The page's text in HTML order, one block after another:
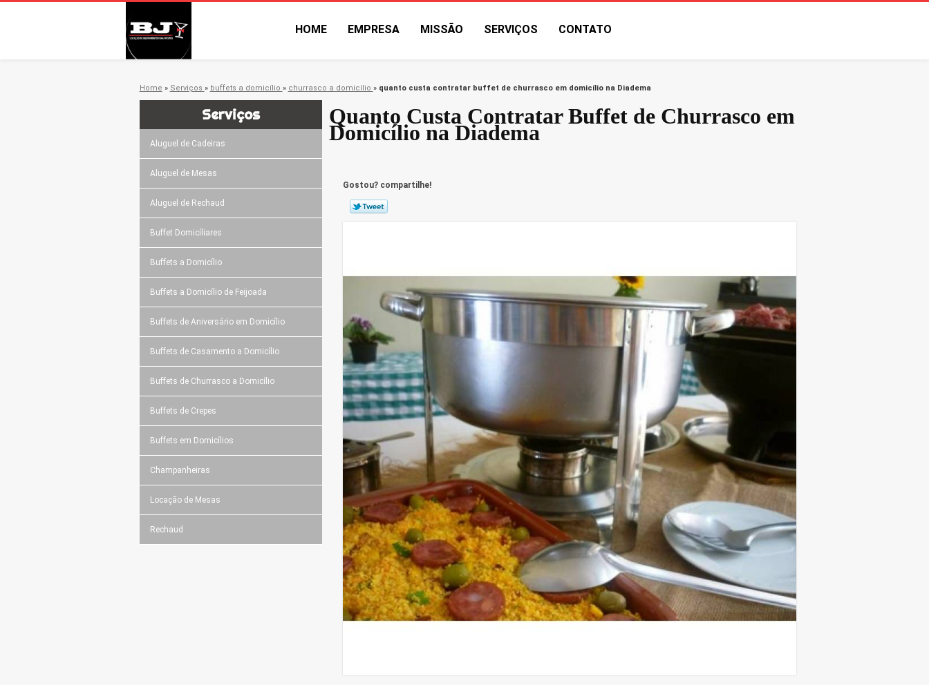
HOME EMPRESA MISSÃO SERVIÇOS CONTATO
Home » Serviços » buffets a domicílio » churrasco a domicílio » quanto custa contratar buffet de churrasco em domicílio na Diadema
Serviços
Aluguel de Cadeiras
Aluguel de Mesas
Aluguel de Rechaud
Buffet Domicíliares
Buffets a Domicílio
Buffets a Domicílio de Feijoada
Buffets de Aniversário em Domicílio
Buffets de Casamento a Domicílio
Buffets de Churrasco a Domicílio
Buffets de Crepes
Buffets em Domicílios
Champanheiras
Locação de Mesas
Rechaud
Quanto Custa Contratar Buffet de Churrasco em
Domicílio na Diadema
Gostou? compartilhe!